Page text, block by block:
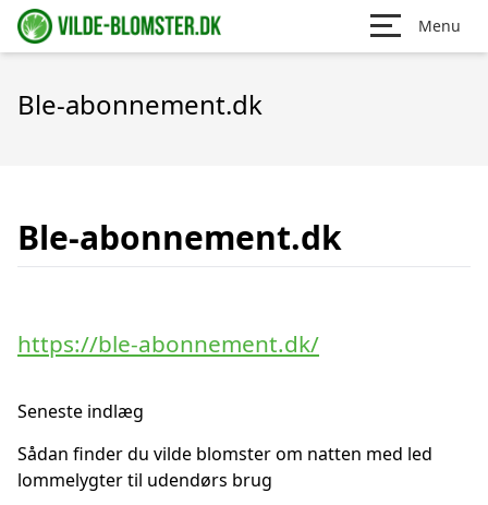
Menu
Ble-abonnement.dk
Ble-abonnement.dk
https://ble-abonnement.dk/
Seneste indlæg
Sådan finder du vilde blomster om natten med led
lommelygter til udendørs brug